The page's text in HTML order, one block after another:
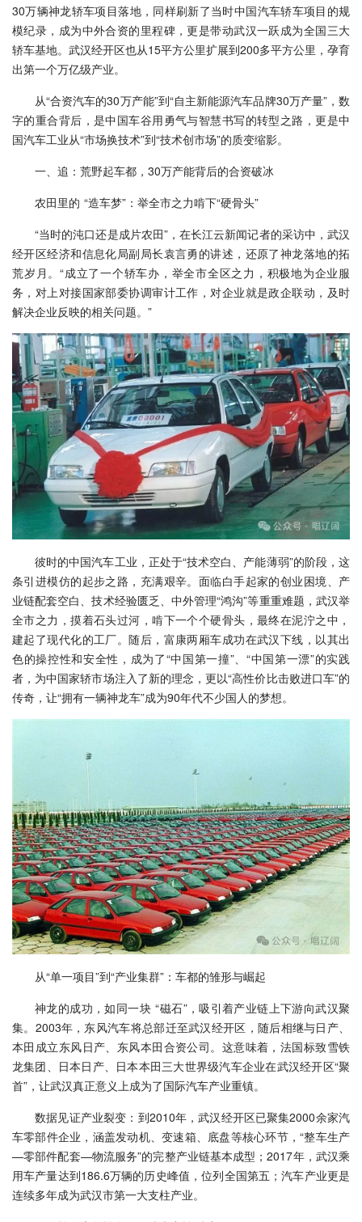
30万辆神龙轿车项目落地，同样刷新了当时中国汽车轿车项目的规
模纪录，成为中外合资的里程碑，更是带动武汉一跃成为全国三大
轿车基地。武汉经开区也从15平方公里扩展到200多平方公里，孕育
出第一个万亿级产业。
从“合资汽车的30万产能”到“自主新能源汽车品牌30万产量”，数
字的重合背后，是中国车谷用勇气与智慧书写的转型之路，更是中
国汽车工业从“市场换技术”到“技术创市场”的质变缩影。
一、追：荒野起车都，30万产能背后的合资破冰
农田里的 “造车梦”：举全市之力啃下“硬骨头”
“当时的沌口还是成片农田”，在长江云新闻记者的采访中，武汉
经开区经济和信息化局副局长袁言勇的讲述，还原了神龙落地的拓
荒岁月。“成立了一个轿车办，举全市全区之力，积极地为企业服
务，对上对接国家部委协调审计工作，对企业就是政企联动，及时
解决企业反映的相关问题。”
彼时的中国汽车工业，正处于“技术空白、产能薄弱”的阶段，这
条引进模仿的起步之路，充满艰辛。面临白手起家的创业困境、产
业链配套空白、技术经验匮乏、中外管理“鸿沟”等重重难题，武汉举
全市之力，摸着石头过河，啃下一个个硬骨头，最终在泥泞之中，
建起了现代化的工厂。随后，富康两厢车成功在武汉下线，以其出
色的操控性和安全性，成为了“中国第一撞”、“中国第一漂”的实践
者，为中国家轿市场注入了新的理念，更以“高性价比击败进口车”的
传奇，让“拥有一辆神龙车”成为90年代不少国人的梦想。
从“单一项目”到“产业集群”：车都的雏形与崛起
神龙的成功，如同一块 “磁石”，吸引着产业链上下游向武汉聚
集。2003年，东风汽车将总部迁至武汉经开区，随后相继与日产、
本田成立东风日产、东风本田合资公司。这意味着，法国标致雪铁
龙集团、日本日产、日本本田三大世界级汽车企业在武汉经开区“聚
首”，让武汉真正意义上成为了国际汽车产业重镇。
数据见证产业裂变：到2010年，武汉经开区已聚集2000余家汽
车零部件企业，涵盖发动机、变速箱、底盘等核心环节，“整车生产
—零部件配套—物流服务”的完整产业链基本成型；2017年，武汉乘
用车产量达到186.6万辆的历史峰值，位列全国第五；汽车产业更是
连续多年成为武汉市第一大支柱产业。